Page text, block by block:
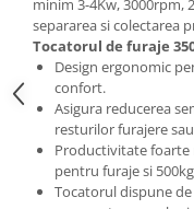
Roabe & accesorii
Casute gradina si cutii
Mobilier gradina
Corturi, Prelate si
umbrire
Lopeti zapada
Zdrobitoare si teascuri
minim 3-4Kw, 3000rpm,
separarea si colectarea
Tocatorul de furaje
Design ergonomic
confort.
Asigura reducerea
resturilor furajere
Productivitate foarte
pentru furaje si
Tocatorul dispune